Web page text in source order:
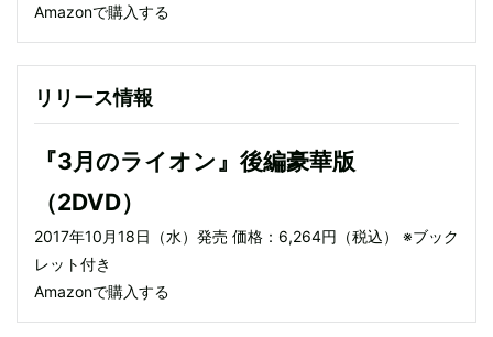
Amazonで購入する
リリース情報
『3月のライオン』後編豪華版
（2DVD）
2017年10月18日（水）発売 価格：6,264円（税込） ※ブック
レット付き
Amazonで購入する